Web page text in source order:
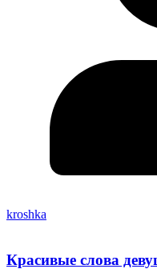
kroshka
Красивые слова